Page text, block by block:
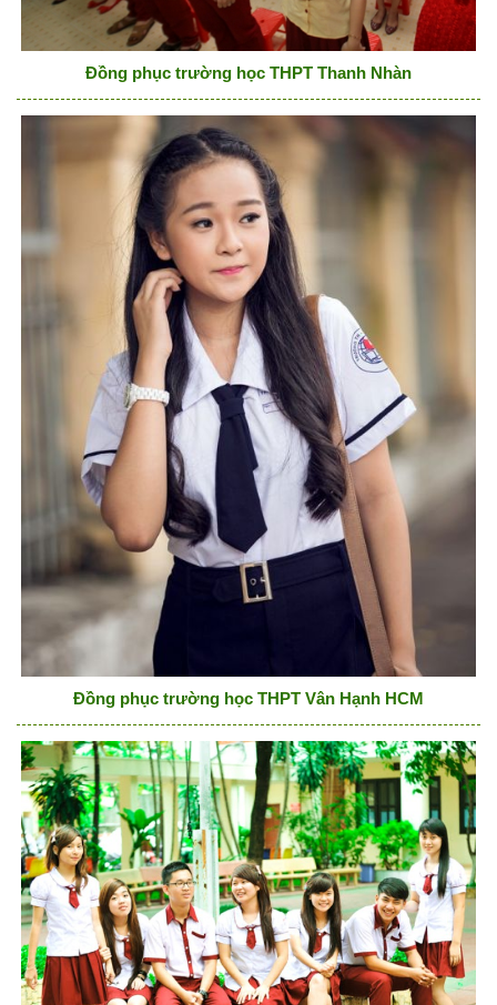
Đồng phục trường học THPT Thanh Nhàn
Đồng phục trường học THPT Vân Hạnh HCM